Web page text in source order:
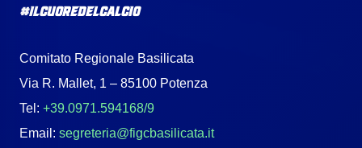
#IlCuoreDelCalcio
Comitato Regionale Basilicata
Via R. Mallet, 1 – 85100 Potenza
Tel: +39.0971.594168/9
Email: segreteria@figcbasilicata.it